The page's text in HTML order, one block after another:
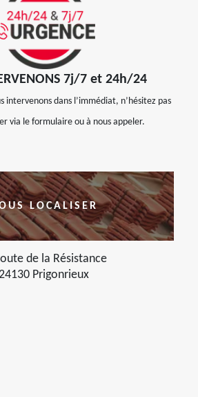
7j/7 et 24h/24
intervenons dans l’immédiat, n’hésitez pas
via le formulaire ou à nous appeler.
LOCALISER
de la Résistance
Prigonrieux